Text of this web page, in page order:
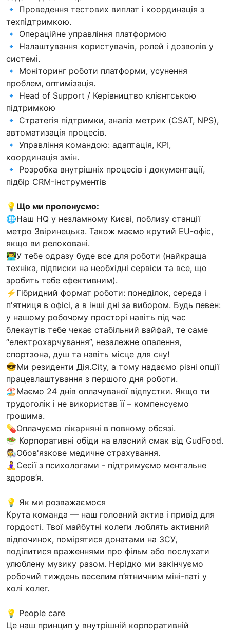
🔹 Проведення тестових виплат і координація з
техпідтримкою.
🔹 Операційне управління платформою
🔹 Налаштування користувачів, ролей і дозволів у
системі.
🔹 Моніторинг роботи платформи, усунення
проблем, оптимізація.
🔹 Head of Support / Керівництво клієнтською
підтримкою
🔹 Стратегія підтримки, аналіз метрик (CSAT, NPS),
автоматизація процесів.
🔹 Управління командою: адаптація, KPI,
координація змін.
🔹 Розробка внутрішніх процесів і документації,
підбір CRM-інструментів
💡Що ми пропонуємо:
🌐Наш HQ у незламному Києві, поблизу станції
метро Звіринецька. Також маємо крутий EU-офіс,
якщо ви релоковані.
👨‍💻У тебе одразу буде все для роботи (найкраща
техніка, підписки на необхідні сервіси та все, що
зробить тебе ефективним).
⚡Гібридний формат роботи: понеділок, середа і
п'ятниця в офісі, а в інші дні за вибором. Будь певен:
у нашому робочому просторі навіть під час
блекаутів тебе чекає стабільний вайфай, те саме
“електрохарчування”, незалежне опалення,
спортзона, душ та навіть місце для сну!
😎Ми резиденти Дія.City, а тому надаємо різні опції
працевлаштування з першого дня роботи.
🏖️Маємо 24 днів оплачуваної відпустки. Якщо ти
трудоголік і не використав її – компенсуємо
грошима.
💊Оплачуємо лікарняні в повному обсязі.
🥗 Корпоративні обіди на власний смак від GudFood.
👩‍🔬Обов'язкове медичне страхування.
🧘‍♀️Сесії з психологами - підтримуємо ментальне
здоров’я.
💡 Як ми розважаємося
Крута команда — наш головний актив і привід для
гордості. Твої майбутні колеги люблять активний
відпочинок, помірятися донатами на ЗСУ,
поділитися враженнями про фільм або послухати
улюблену музику разом. Нерідко ми закінчуємо
робочий тиждень веселим п’ятничним міні-паті у
колі колег.
💡 People care
Це наш принцип у внутрішній корпоративній